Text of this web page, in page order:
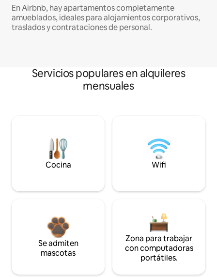
En Airbnb, hay apartamentos completamente
amueblados, ideales para alojamientos corporativos,
traslados y contrataciones de personal.
Servicios populares en alquileres
mensuales
Cocina Wifi
Se admiten
mascotas
Zona para trabajar
con computadoras
portátiles.